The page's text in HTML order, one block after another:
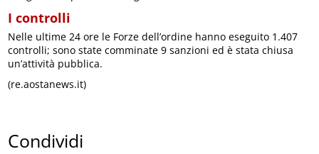
I controlli
Nelle ultime 24 ore le Forze dell’ordine hanno eseguito 1.407
controlli; sono state comminate 9 sanzioni ed è stata chiusa
un’attività pubblica.
(re.aostanews.it)
Condividi